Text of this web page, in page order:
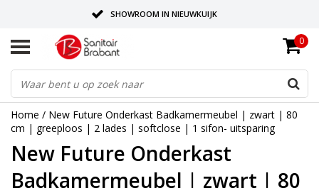
SHOWROOM IN NIEUWKUIJK
BEZORGING OP AFSPRAAK
LEVERING EN REALISATIE ONDER EEN DAK!
0
Home / New Future Onderkast Badkamermeubel | zwart | 80
cm | greeploos | 2 lades | softclose | 1 sifon- uitsparing
New Future Onderkast
Badkamermeubel | zwart | 80